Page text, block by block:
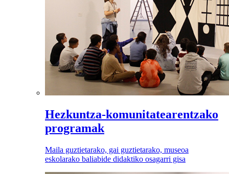
Hezkuntza-komunitatearentzako
programak
Maila guztietarako, gai guztietarako, museoa
eskolarako baliabide didaktiko osagarri gisa